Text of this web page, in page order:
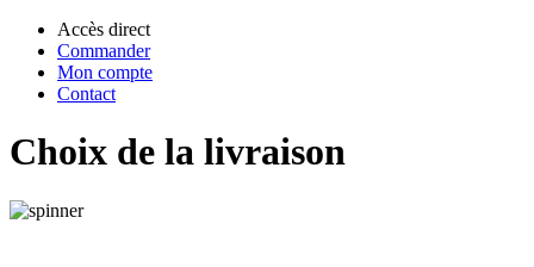
Accès direct
Commander
Mon compte
Contact
Choix de la livraison